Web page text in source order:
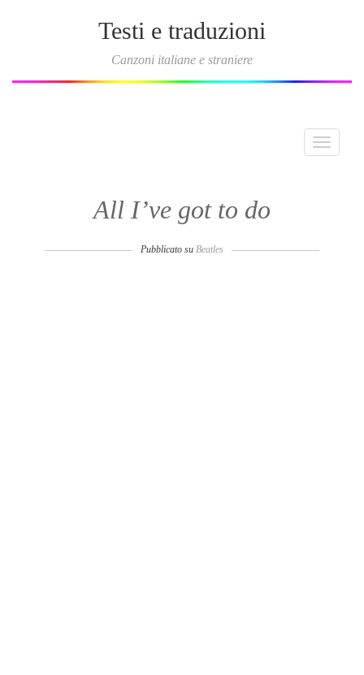
Testi e traduzioni
Canzoni italiane e straniere
Toggle
All I’ve got to do
Pubblicato su Beatles